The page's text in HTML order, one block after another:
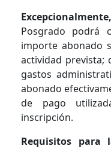
Excepcionalmente,
Posgrado podrá
importe abonado
actividad prevista;
gastos
abonado
de pago
inscripción.
Requisitos para